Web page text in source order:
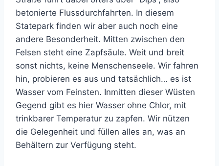
betonierte Flussdurchfahrten. In diesem
Statepark finden wir aber auch noch eine
andere Besonderheit. Mitten zwischen den
Felsen steht eine Zapfsäule. Weit und breit
sonst nichts, keine Menschenseele. Wir fahren
hin, probieren es aus und tatsächlich… es ist
Wasser vom Feinsten. Inmitten dieser Wüsten
Gegend gibt es hier Wasser ohne Chlor, mit
trinkbarer Temperatur zu zapfen. Wir nützen
die Gelegenheit und füllen alles an, was an
Behältern zur Verfügung steht.